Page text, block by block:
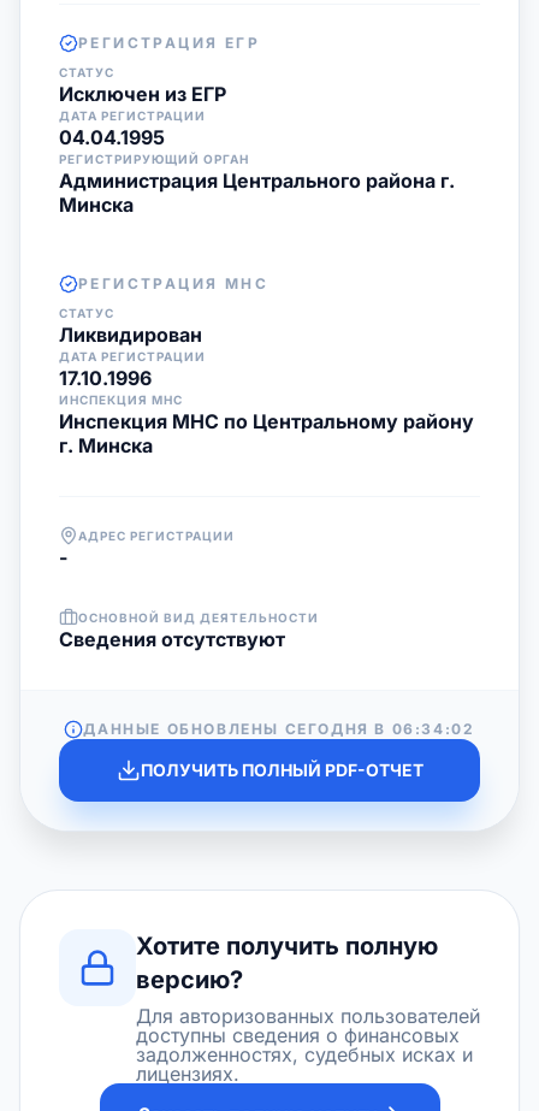
РЕГИСТРАЦИЯ ЕГР
СТАТУС
Исключен из ЕГР
ДАТА РЕГИСТРАЦИИ
04.04.1995
РЕГИСТРИРУЮЩИЙ ОРГАН
Администрация Центрального района г.
Минска
РЕГИСТРАЦИЯ МНС
СТАТУС
Ликвидирован
ДАТА РЕГИСТРАЦИИ
17.10.1996
ИНСПЕКЦИЯ МНС
Инспекция МНС по Центральному району
г. Минска
АДРЕС РЕГИСТРАЦИИ
-
ОСНОВНОЙ ВИД ДЕЯТЕЛЬНОСТИ
Cведения отсутствуют
ДАННЫЕ ОБНОВЛЕНЫ СЕГОДНЯ В 06:34:02
ПОЛУЧИТЬ ПОЛНЫЙ PDF-ОТЧЕТ
Хотите получить полную
версию?
Для авторизованных пользователей
доступны сведения о финансовых
задолженностях, судебных исках и
лицензиях.